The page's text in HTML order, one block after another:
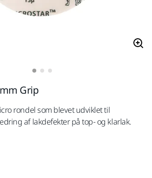
Grip
rondel som blevet udviklet til
af lakdefekter på top- og klarlak.